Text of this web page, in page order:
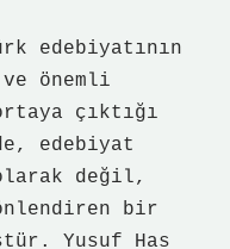
edebiyatının
önemli
çıktığı
edebiyat
değil,
bir
Yusuf Has